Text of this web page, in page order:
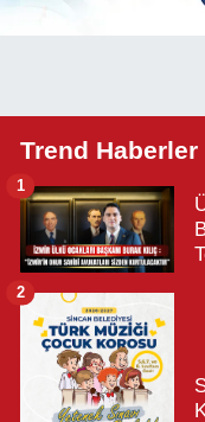
Trend Haberler
1
2